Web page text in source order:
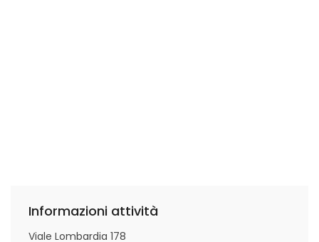
Informazioni attività
Viale Lombardia 178